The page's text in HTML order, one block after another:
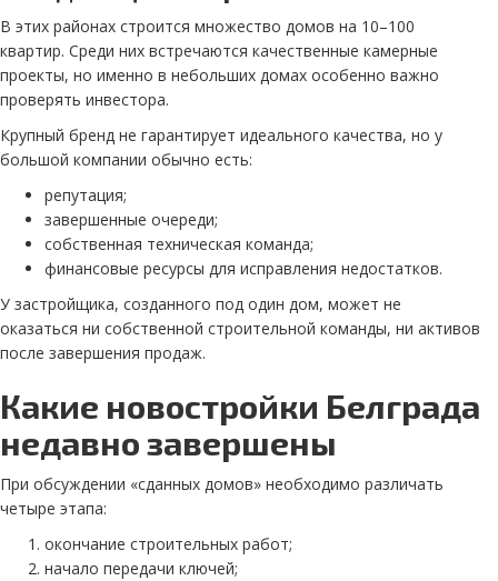
В этих районах строится множество домов на 10–100
квартир. Среди них встречаются качественные камерные
проекты, но именно в небольших домах особенно важно
проверять инвестора.
Крупный бренд не гарантирует идеального качества, но у
большой компании обычно есть:
репутация;
завершенные очереди;
собственная техническая команда;
финансовые ресурсы для исправления недостатков.
У застройщика, созданного под один дом, может не
оказаться ни собственной строительной команды, ни активов
после завершения продаж.
Какие новостройки Белграда
недавно завершены
При обсуждении «сданных домов» необходимо различать
четыре этапа:
окончание строительных работ;
начало передачи ключей;